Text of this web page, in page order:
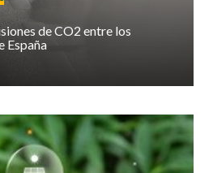
de CO2 entre los
España